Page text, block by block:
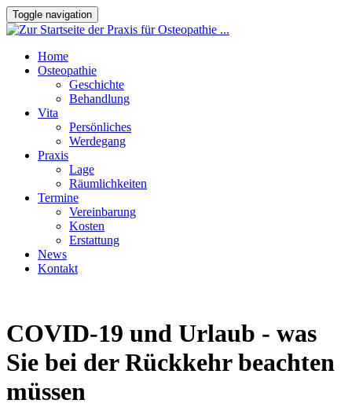
Toggle navigation
Home
Osteopathie
Geschichte
Behandlung
Vita
Persönliches
Werdegang
Praxis
Lage
Räumlichkeiten
Termine
Vereinbarung
Kosten
Erstattung
News
Kontakt
COVID-19 und Urlaub - was
Sie bei der Rückkehr beachten
müssen